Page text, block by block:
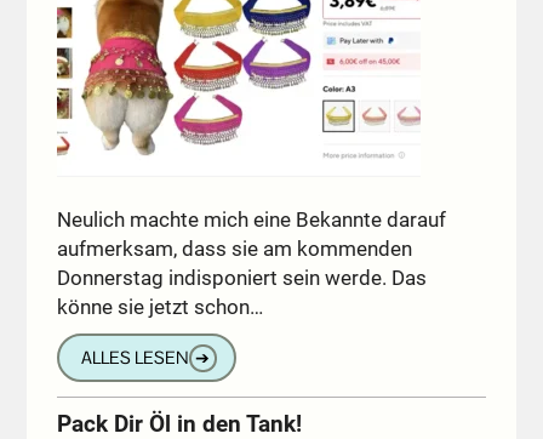
Neulich machte mich eine Bekannte darauf
aufmerksam, dass sie am kommenden
Donnerstag indisponiert sein werde. Das
könne sie jetzt schon…
ALLES LESEN ➔
Pack Dir Öl in den Tank!